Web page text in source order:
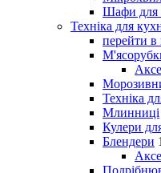
Шафи для
Техніка для
перейти в
Техніка
Млинниці
Кулери
Блендери